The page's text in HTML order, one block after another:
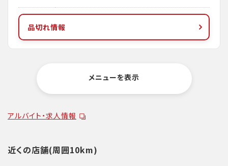
品切れ情報
メニューを表示
アルバイト・求人情報
近くの店舗(周囲10km)